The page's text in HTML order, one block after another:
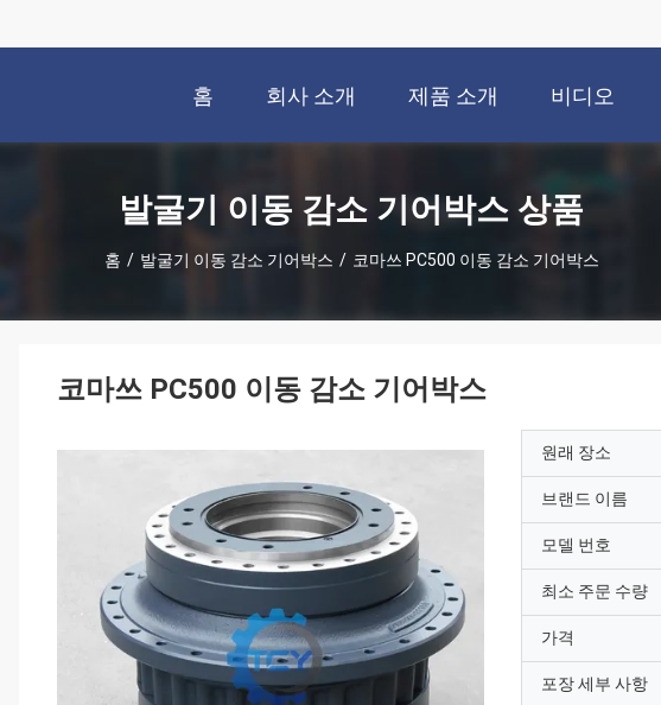
홈 회사 소개 제품 소개 비디오
발굴기 이동 감소 기어박스 상품
홈 / 발굴기 이동 감소 기어박스 / 코마쓰 PC500 이동 감소 기어박스
코마쓰 PC500 이동 감소 기어박스
원래 장소
브랜드 이름
모델 번호
최소 주문 수량
가격
포장 세부 사항